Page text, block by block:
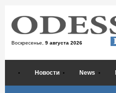
Воскресенье, 9 августа 2026
Новости News